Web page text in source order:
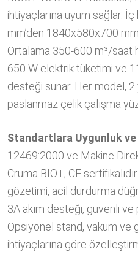
ihtiyaçlarına uyum sağlar.
mm’den 1840x580x700
Ortalama 350-600 m³/saat
650 W elektrik tüketimi ve
desteği sunar. Her model, 2
paslanmaz çelik çalışma
Standartlara Uygunluk
12469:2000 ve Makine
Cruma BIO+, CE
gözetimi, acil durdurma
3A akım desteği, güvenli ve
Opsiyonel stand, vakum ve
ihtiyaçlarına göre